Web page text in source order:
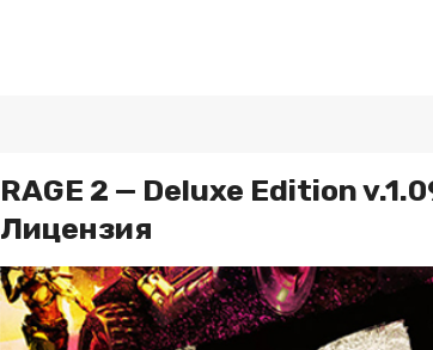
RAGE 2 — Deluxe Edition
Лицензия